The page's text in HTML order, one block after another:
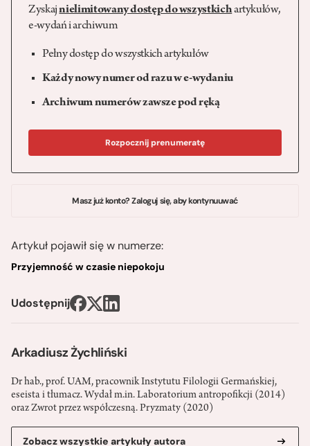
Arkadiusz Żychliński
Dr hab., prof. UAM, pracownik Instytutu Filologii Germańskiej,
eseista i tłumacz. Wydał m.in. Laboratorium antropofikcji (2014)
oraz Zwrot przez współczesną. Pryzmaty (2020)
Zobacz wszystkie artykuły autora
Zyskajnielimitowany dostęp do wszystkichartykułów,
e-wydań i archiwum
Pełny dostęp do wszystkich artykułów
Każdy nowy numer od razu w e-wydaniu
Archiwum numerów zawsze pod ręką
Rozpocznij prenumeratę
Masz już konto? Zaloguj się, aby kontynuuwać
Artykuł pojawił się w numerze:
Przyjemność w czasie niepokoju
Udostępnij